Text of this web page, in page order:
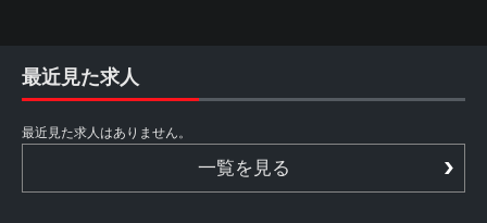
最近見た求人
最近見た求人はありません。
一覧を見る